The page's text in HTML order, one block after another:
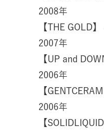
2008年
【THE GOLD
2007年
【UP and
2006年
【
2006年
【